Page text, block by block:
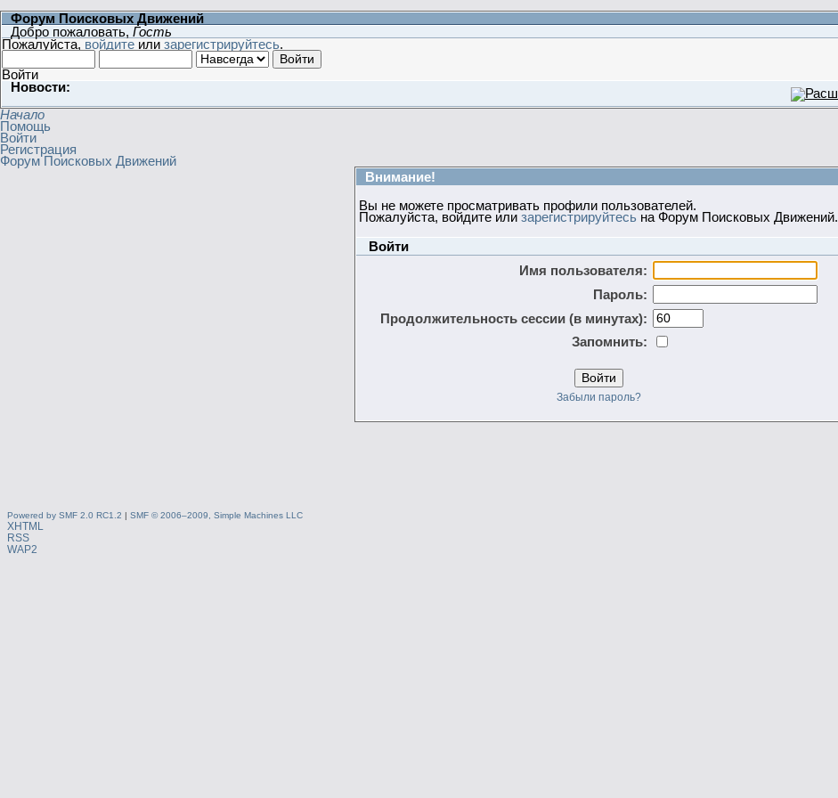
Форум Поисковых Движений
Добро пожаловать, Гость
Пожалуйста, войдите или зарегистрируйтесь.
Войти
Новости:
Начало
Помощь
Войти
Регистрация
Форум Поисковых Движений
Внимание!
Вы не можете просматривать профили пользователей.
Пожалуйста, войдите или зарегистрируйтесь на Форум Поисковых Движений.
Войти
Имя пользователя:
Пароль:
Продолжительность сессии (в минутах):
Запомнить:
Забыли пароль?
Powered by SMF 2.0 RC1.2 | SMF © 2006–2009, Simple Machines LLC
XHTML
RSS
WAP2